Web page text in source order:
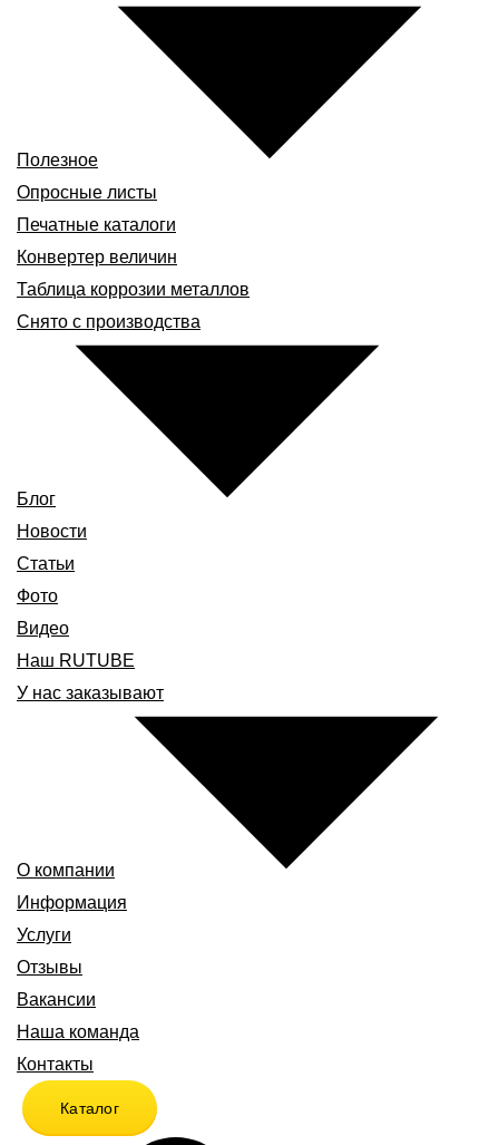
Полезное
Опросные листы
Печатные каталоги
Конвертер величин
Таблица коррозии металлов
Снято с производства
Блог
Новости
Статьи
Фото
Видео
Наш RUTUBE
У нас заказывают
О компании
Информация
Услуги
Отзывы
Вакансии
Наша команда
Контакты
Каталог